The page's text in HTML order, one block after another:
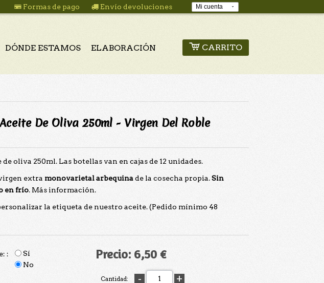
Formas de pago Envío devoluciones Mi cuenta
DÓNDE ESTAMOS ELABORACIÓN CARRITO
De Oliva 250ml - Virgen Del Roble
oliva 250ml. Las botellas van en cajas de 12 unidades.
extra monovarietal arbequinade la cosecha propia.Sin
en frío. Más información.
la etiqueta de nuestro aceite. (Pedido mínimo 48
:
Sí
No
Precio: 6,50 €
Cantidad: